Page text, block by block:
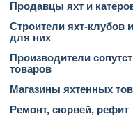
Продавцы яхт и
Строители яхт-клубов
для них
Производители
товаров
Магазины яхтенных
Ремонт, сюрвей, рефит